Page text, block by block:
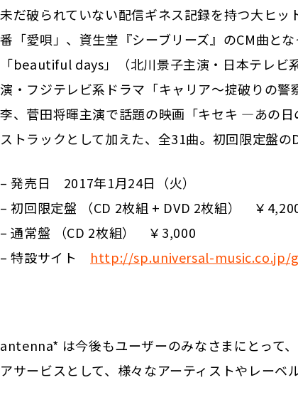
未だ破られていない配信ギネス記録を持つ大ヒ
番「愛唄」、資生堂『シーブリーズ』のCM曲と
「beautiful days」（北川景子主演・日本テレビ
演・フジテレビ系ドラマ「キャリア〜掟破りの
李、菅田将暉主演で話題の映画「キセキ ―あの
ストラックとして加えた、全31曲。初回限定盤
– 発売日 2017年1月24日（火）
– 初回限定盤 （CD 2枚組 + DVD 2枚組） ￥
– 通常盤 （CD 2枚組） ￥3,000
– 特設サイト http://sp.universal-music.co.jp/
antenna* は今後もユーザーのみなさまにとって
アサービスとして、様々なアーティストやレーベ